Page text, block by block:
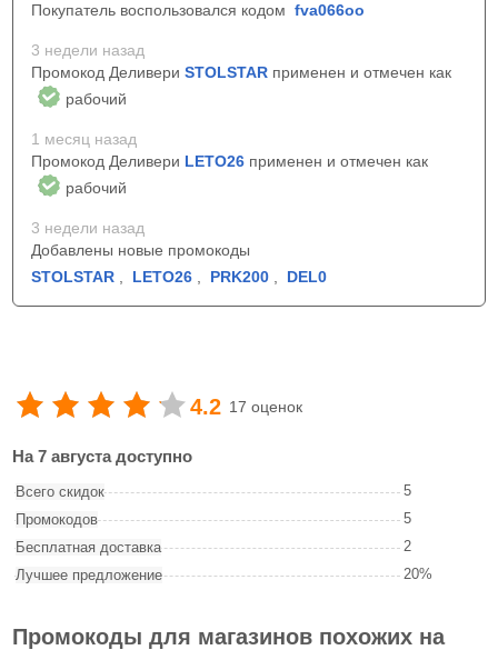
Покупатель воспользовался кодом fva066oo
3 недели назад
Промокод Деливери STOLSTAR применен и отмечен как
рабочий
1 месяц назад
Промокод Деливери LETO26 применен и отмечен как
рабочий
3 недели назад
Добавлены новые промокоды
STOLSTAR
LETO26 PRK200 DEL0
4.2 17 оценок
На 7 августа доступно
Всего скидок
5
Промокодов
5
Бесплатная доставка
2
Лучшее предложение
20%
Промокоды для магазинов похожих на